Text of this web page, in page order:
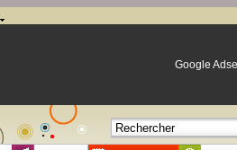
Google